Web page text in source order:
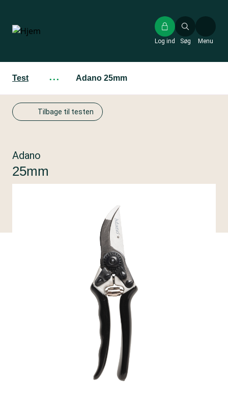
hovedindhold
Søg
Log ind Menu
Test ··· Adano 25mm
Tilbage til testen
Adano
25mm